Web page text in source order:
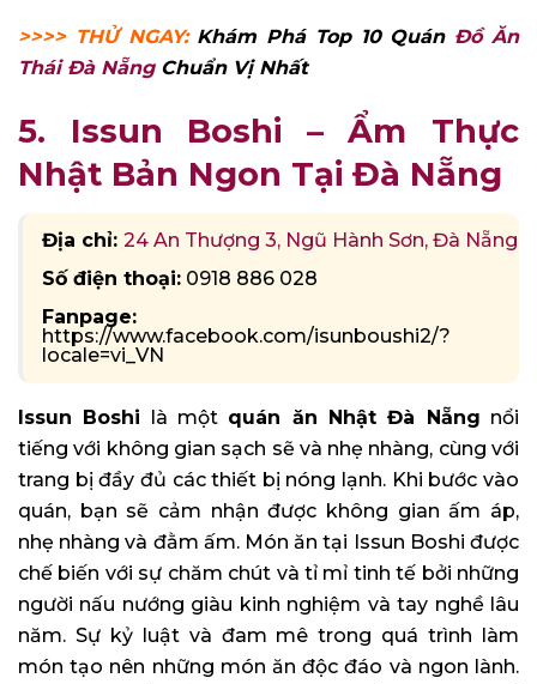
>>>> THỬ NGAY: Khám Phá Top 10 Quán Đồ Ăn
Thái Đà Nẵng Chuẩn Vị Nhất
5. Issun Boshi – Ẩm Thực
Nhật Bản Ngon Tại Đà Nẵng
Địa chỉ: 24 An Thượng 3, Ngũ Hành Sơn, Đà Nẵng
Số điện thoại: 0918 886 028
Fanpage:
https://www.facebook.com/isunboushi2/?
locale=vi_VN
Issun Boshi là một quán ăn Nhật Đà Nẵng nổi
tiếng với không gian sạch sẽ và nhẹ nhàng, cùng với
trang bị đầy đủ các thiết bị nóng lạnh. Khi bước vào
quán, bạn sẽ cảm nhận được không gian ấm áp,
nhẹ nhàng và đằm ấm. Món ăn tại Issun Boshi được
chế biến với sự chăm chút và tỉ mỉ tinh tế bởi những
người nấu nướng giàu kinh nghiệm và tay nghề lâu
năm. Sự kỷ luật và đam mê trong quá trình làm
món tạo nên những món ăn độc đáo và ngon lành.